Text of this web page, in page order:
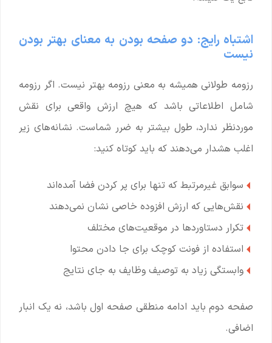
اشتباه رایج: دو صفحه بودن به معنای بهتر بودن
نیست
رزومه طولانی همیشه به معنی رزومه بهتر نیست. اگر رزومه
شامل اطلاعاتی باشد که هیچ ارزش واقعی برای نقش
موردنظر ندارد، طول بیشتر به ضرر شماست. نشانه‌های زیر
اغلب هشدار می‌دهند که باید کوتاه کنید:
سوابق غیرمرتبط که تنها برای پر کردن فضا آمده‌اند
نقش‌هایی که ارزش افزوده خاصی نشان نمی‌دهند
تکرار دستاوردها در موقعیت‌های مختلف
استفاده از فونت کوچک برای جا دادن محتوا
وابستگی زیاد به توصیف وظایف به جای نتایج
صفحه دوم باید ادامه منطقی صفحه اول باشد، نه یک انبار
اضافی.